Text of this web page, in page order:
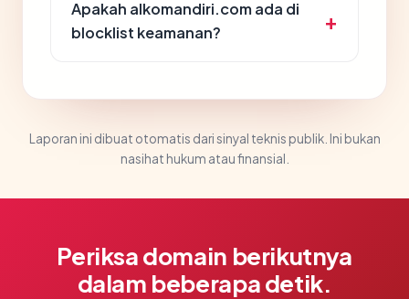
Apakah alkomandiri.com ada di
blocklist keamanan?
Laporan ini dibuat otomatis dari sinyal teknis publik. Ini bukan
nasihat hukum atau finansial.
Periksa domain berikutnya
dalam beberapa detik.